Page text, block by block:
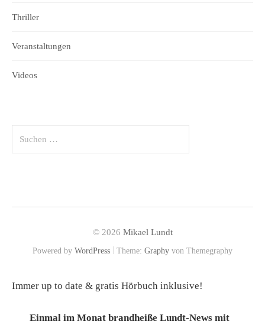
Thriller
Veranstaltungen
Videos
nach:
© 2026 Mikael Lundt
Powered by WordPress Theme: Graphy von Themegraphy
Immer up to date & gratis Hörbuch inklusive!
Einmal im Monat brandheiße Lundt-News mit